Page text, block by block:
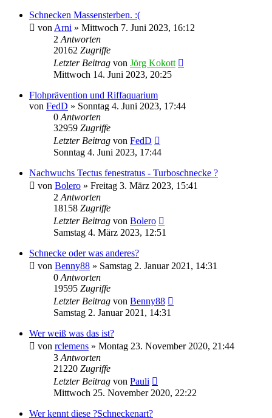
Schnecken Massensterben. :(
von Arni » Mittwoch 7. Juni 2023, 16:12
2 Antworten
20162 Zugriffe
Letzter Beitrag von Jörg Kokott
Mittwoch 14. Juni 2023, 20:25
Flohprävention und Riffaquarium
von FedD » Sonntag 4. Juni 2023, 17:44
0 Antworten
32959 Zugriffe
Letzter Beitrag von FedD
Sonntag 4. Juni 2023, 17:44
Nachwuchs Tectus fenestratus - Turboschnecke ?
von Bolero » Freitag 3. März 2023, 15:41
2 Antworten
18158 Zugriffe
Letzter Beitrag von Bolero
Samstag 4. März 2023, 12:51
Schnecke oder was anderes?
von Benny88 » Samstag 2. Januar 2021, 14:31
0 Antworten
19595 Zugriffe
Letzter Beitrag von Benny88
Samstag 2. Januar 2021, 14:31
Wer weiß was das ist?
von rclemens » Montag 23. November 2020, 21:44
3 Antworten
21220 Zugriffe
Letzter Beitrag von Pauli
Mittwoch 25. November 2020, 22:22
Wer kennt diese ?Schneckenart?